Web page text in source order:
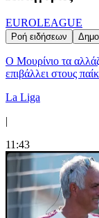
EUROLEAGUE
Ροή ειδήσεων
Ο Μουρίνιο τα
επιβάλλει στους
La Liga
|
11:43